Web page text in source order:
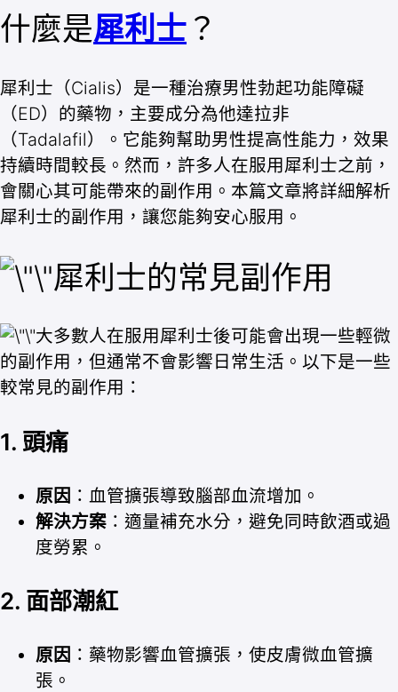
什麼是犀利士 ？
犀利士（Cialis）是一種治療男性勃起功能障礙
（ED）的藥物，主要成分為他達拉非
（Tadalafil）。它能夠幫助男性提高性能力，效果
持續時間較長。然而，許多人在服用犀利士之前，
會關心其可能帶來的副作用。本篇文章將詳細解析
犀利士的副作用，讓您能夠安心服用。
犀利士的常見副作用
大多數人在服用犀利士後可能會出現一些輕微
的副作用，但通常不會影響日常生活。以下是一些
較常見的副作用：
1. 頭痛
原因 ：血管擴張導致腦部血流增加。
解決方案 ：適量補充水分，避免同時飲酒或過
度勞累。
2. 面部潮紅
原因 ：藥物影響血管擴張，使皮膚微血管擴
張。